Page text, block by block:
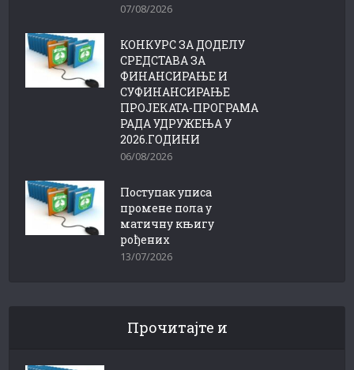
07/08/2026
КОНКУРС ЗА ДОДЕЛУ
СРЕДСТАВА ЗА
ФИНАНСИРАЊЕ И
СУФИНАНСИРАЊЕ
ПРОЈЕКАТА-ПРОГРАМА
РАДА УДРУЖЕЊА У
2026.ГОДИНИ
06/08/2026
Поступак уписа
промене пола у
матичну књигу
рођених
13/07/2026
Прочитајте и